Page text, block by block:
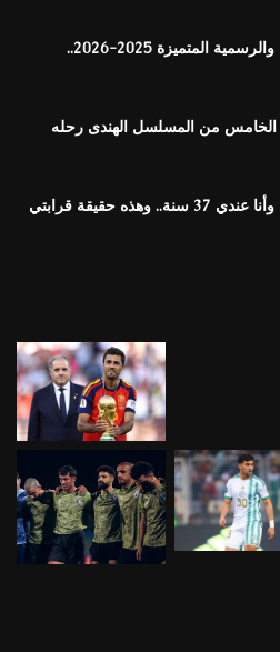
مصروفات المدارس التجريبية والرسمية المتميزة 2025-2026..
من المسلسل الهندى رحله
مريم سعيد صالح: دخلت الفن وأنا عندي 37 سنة.. وهذه حقيقة قرابتي